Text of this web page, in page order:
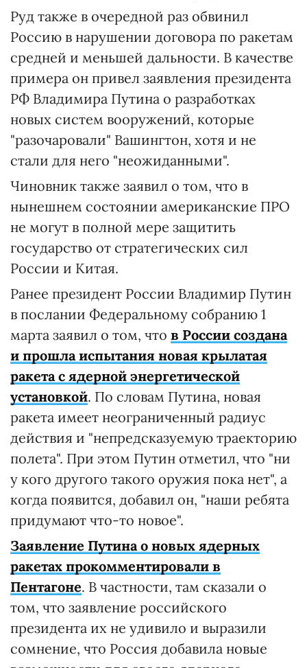
Руд также в очередной раз обвинил
Россию в нарушении договора по ракетам
средней и меньшей дальности. В качестве
примера он привел заявления президента
РФ Владимира Путина о разработках
новых систем вооружений, которые
"разочаровали" Вашингтон, хотя и не
стали для него "неожиданными".
Чиновник также заявил о том, что в
нынешнем состоянии американские ПРО
не могут в полной мере защитить
государство от стратегических сил
России и Китая.
Ранее президент России Владимир Путин
в послании Федеральному собранию 1
марта заявил о том, что в России создана
и прошла испытания новая крылатая
ракета с ядерной энергетической
установкой. По словам Путина, новая
ракета имеет неограниченный радиус
действия и "непредсказуемую траекторию
полета". При этом Путин отметил, что "ни
у кого другого такого оружия пока нет", а
когда появится, добавил он, "наши ребята
придумают что-то новое".
Заявление Путина о новых ядерных
ракетах прокомментировали в
Пентагоне. В частности, там сказали о
том, что заявление российского
президента их не удивило и выразили
сомнение, что Россия добавила новые